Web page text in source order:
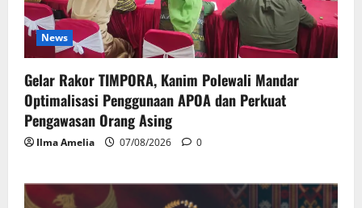
News
Gelar Rakor TIMPORA, Kanim Polewali Mandar
Optimalisasi Penggunaan APOA dan Perkuat
Pengawasan Orang Asing
Ilma Amelia 07/08/2026 0